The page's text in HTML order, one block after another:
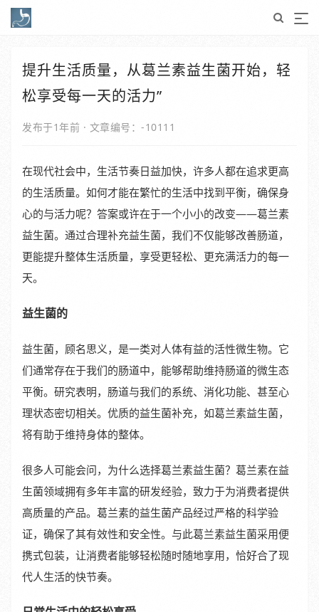
提升生活质量，从葛兰素益生菌开始，轻
松享受每一天的活力”
发布于1年前 · 文章编号：-10111
在现代社会中，生活节奏日益加快，许多人都在追求更高
的生活质量。如何才能在繁忙的生活中找到平衡，确保身
心的与活力呢？答案或许在于一个小小的改变——葛兰素
益生菌。通过合理补充益生菌，我们不仅能够改善肠道，
更能提升整体生活质量，享受更轻松、更充满活力的每一
天。
益生菌的
益生菌，顾名思义，是一类对人体有益的活性微生物。它
们通常存在于我们的肠道中，能够帮助维持肠道的微生态
平衡。研究表明，肠道与我们的系统、消化功能、甚至心
理状态密切相关。优质的益生菌补充，如葛兰素益生菌，
将有助于维持身体的整体。
很多人可能会问，为什么选择葛兰素益生菌？葛兰素在益
生菌领域拥有多年丰富的研发经验，致力于为消费者提供
高质量的产品。葛兰素的益生菌产品经过严格的科学验
证，确保了其有效性和安全性。与此葛兰素益生菌采用便
携式包装，让消费者能够轻松随时随地享用，恰好合了现
代人生活的快节奏。